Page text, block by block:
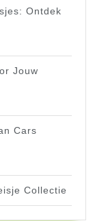
Ontdek
Jouw
Cars
Collectie